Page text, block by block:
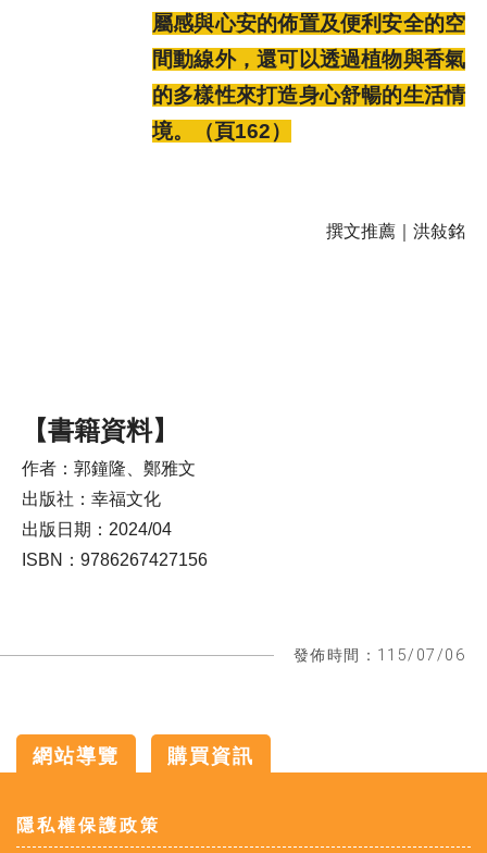
屬感與心安的佈置及便利安全的空
間動線外，還可以透過植物與香氣
的多樣性來打造身心舒暢的生活情
境。（頁162）
撰文推薦｜洪敍銘
【書籍資料】
作者：郭鐘隆、鄭雅文
出版社：幸福文化
出版日期：2024/04
ISBN：9786267427156
發佈時間：115/07/06
網站導覽
購買資訊
隱私權保護政策